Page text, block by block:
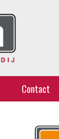
Contact